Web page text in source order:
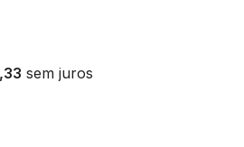
sem juros